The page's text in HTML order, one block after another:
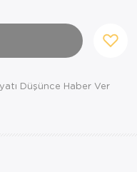
Düşünce Haber Ver